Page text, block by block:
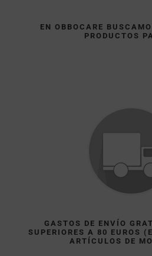
EN OBBOCARE
PRODUCTOS
GASTOS DE ENVÍO
SUPERIORES A 80 EUROS
ARTÍCULOS DE